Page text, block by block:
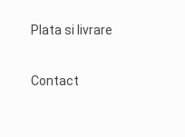
Plata si livrare
Contact